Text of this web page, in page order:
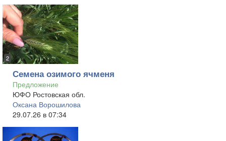
2
Семена озимого ячменя
Предложение
ЮФО Ростовская обл.
Оксана Ворошилова
29.07.26 в 07:34